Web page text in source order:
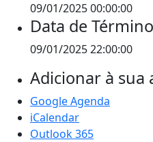
09/01/2025 00:00:00
Data de Término
09/01/2025 22:00:00
Adicionar à sua
Google Agenda
iCalendar
Outlook 365